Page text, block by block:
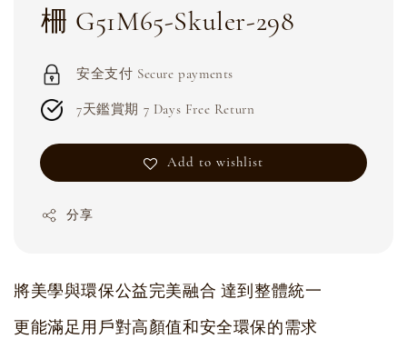
柵 G51M65-Skuler-298
安全支付 Secure payments
7天鑑賞期 7 Days Free Return
Add to wishlist
分享
將美學與環保公益完美融合 達到整體統一
更能滿足用戶對高顏值和安全環保的需求